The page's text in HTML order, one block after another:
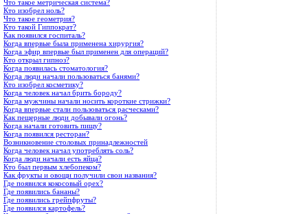
Что такое метрическая система?
Кто изобрел ноль?
Что такое геометрия?
Кто такой Гиппократ?
Как появился госпиталь?
Когда впервые была применена хирургия?
Когда эфир впервые был применен для операций?
Кто открыл гипноз?
Когда появилась стоматология?
Когда люди начали пользоваться банями?
Кто изобрел косметику?
Когда человек начал брить бороду?
Когда мужчины начали носить короткие стрижки?
Когда впервые стали пользоваться расческами?
Как пещерные люди добывали огонь?
Когда начали готовить пищу?
Когда появился ресторан?
Возникновение столовых принадлежностей
Когда человек начал употреблять соль?
Когда люди начали есть яйца?
Кто был первым хлебопеком?
Как фрукты и овощи получили свои названия?
Где появился кокосовый орех?
Где появились бананы?
Где появились грейпфруты?
Где появился картофель?